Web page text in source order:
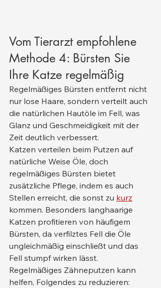
Vom Tierarzt empfohlene
Methode 4: Bürsten Sie
Ihre Katze regelmäßig
Regelmäßiges Bürsten entfernt nicht
nur lose Haare, sondern verteilt auch
die natürlichen Hautöle im Fell, was
Glanz und Geschmeidigkeit mit der
Zeit deutlich verbessert.
Katzen verteilen beim Putzen auf
natürliche Weise Öle, doch
regelmäßiges Bürsten bietet
zusätzliche Pflege, indem es auch
Stellen erreicht, die sonst zu kurz
kommen. Besonders langhaarige
Katzen profitieren von häufigem
Bürsten, da verfilztes Fell die Öle
ungleichmäßig einschließt und das
Fell stumpf wirken lässt.
Regelmäßiges Zähneputzen kann
helfen, Folgendes zu reduzieren: